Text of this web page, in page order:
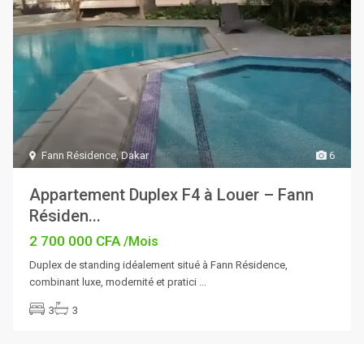
6
Fann Résidence,Dakar
Appartement Duplex F4 à Louer – Fann
Résiden...
2 700 000 CFA/Mois
Duplex de standing idéalement situé à Fann Résidence,
combinant luxe, modernité et pratici
3 3